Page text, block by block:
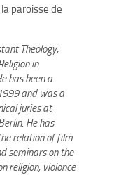
paroisse de
Theology,
in
has been a
and was a
juries at
He has
relation of film
seminars on the
religion, violonce